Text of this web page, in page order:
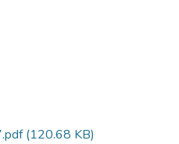
(120.68 KB)